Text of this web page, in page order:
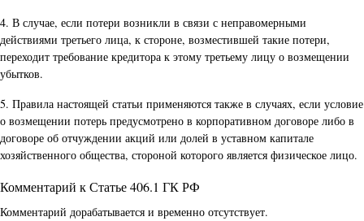
4. В случае, если потери возникли в связи с неправомерными
действиями третьего лица, к стороне, возместившей такие потери,
переходит требование кредитора к этому третьему лицу о возмещении
убытков.
5. Правила настоящей статьи применяются также в случаях, если условие
о возмещении потерь предусмотрено в корпоративном договоре либо в
договоре об отчуждении акций или долей в уставном капитале
хозяйственного общества, стороной которого является физическое лицо.
Комментарий к Статье 406.1 ГК РФ
Комментарий дорабатывается и временно отсутствует.